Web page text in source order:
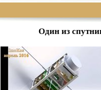
Один из